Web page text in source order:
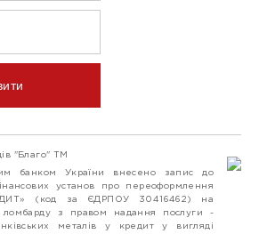
"Благо" ТМ
банком України внесено запис до
установ про переоформлення
(код за ЄДРПОУ 30416462) на
ломбарду з правом надання послуги -
металів у кредит у вигляді